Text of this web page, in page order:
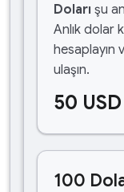
Doları şu
Anlık dolar
hesaplayın
ulaşın.
50
100